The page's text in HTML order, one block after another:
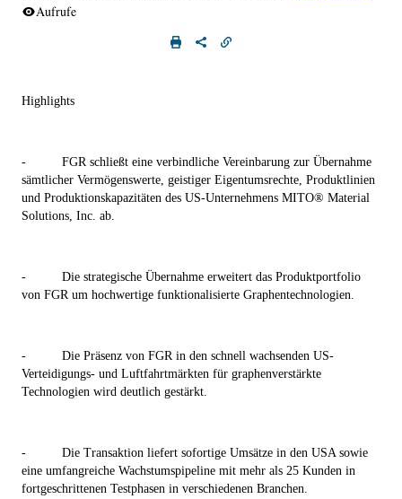
Aufrufe
Highlights
-
FGR schließt eine verbindliche Vereinbarung zur Übernahme
sämtlicher Vermögenswerte, geistiger Eigentumsrechte, Produktlinien
und Produktionskapazitäten des US-Unternehmens MITO® Material
Solutions, Inc. ab.
-
Die strategische Übernahme erweitert das Produktportfolio
von FGR um hochwertige funktionalisierte Graphentechnologien.
-
Die Präsenz von FGR in den schnell wachsenden US-
Verteidigungs- und Luftfahrtmärkten für graphenverstärkte
Technologien wird deutlich gestärkt.
-
Die Transaktion liefert sofortige Umsätze in den USA sowie
eine umfangreiche Wachstumspipeline mit mehr als 25 Kunden in
fortgeschrittenen Testphasen in verschiedenen Branchen.